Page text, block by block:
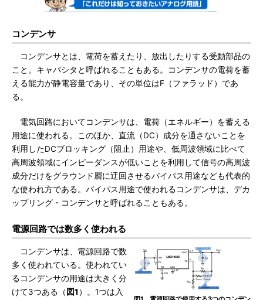
コンデンサ
コンデンサとは、電荷を蓄えたり、放出したりする受動部品の
こと。キャパシタと呼ばれることもある。コンデンサの電荷を蓄
える能力が静電容量であり、その単位はF（ファラッド）であ
る。
電気回路においてコンデンサは、電荷（エネルギー）を蓄える
用途に使われる。このほか、直流（DC）成分を通さないことを
利用したDCブロッキング（阻止）用途や、低周波領域に比べて
高周波領域にインピーダンスが低いことを利用して信号の高周波
成分だけをグラウンド層に迂回させるバイパス用途なども代表的
な使われ方である。バイパス用途で使われるコンデンサは、デカ
ップリング・コンデンサと呼ばれることもある。
電源回路では数多く使われる
コンデンサは、電源回路で数
多く使われている。使われてい
るコンデンサの用途は大きく分
けて3つある（ 図1 ）。1つは入